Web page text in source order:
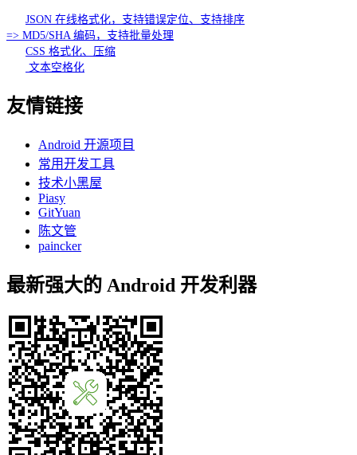
JSON 在线格式化，支持错误定位、支持排序
=> MD5/SHA 编码，支持批量处理
CSS 格式化、压缩
文本空格化
友情链接
Android 开源项目
常用开发工具
技术小黑屋
Piasy
GitYuan
陈文管
paincker
最新强大的 Android 开发利器